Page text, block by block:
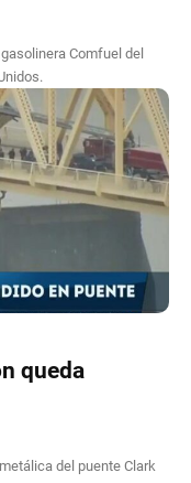
Comfuel del
queda
del puente Clark